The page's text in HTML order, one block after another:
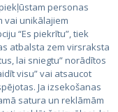
personas
vai unikālajiem
“Es piekrītu”, tiek
atbalsta zem virsraksta
lai sniegtu” norādītos
visu” vai atsaucot
Ja izsekošanas
satura un reklāmām